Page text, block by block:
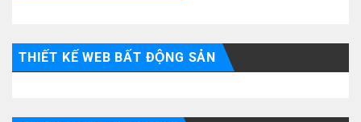
THIẾT KẾ WEB BẤT ĐỘNG SẢN